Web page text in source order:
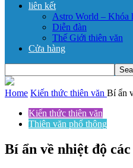
liên kết
Astro World – Khóa
Diễn đàn
Thế Giới thiên văn
Cửa hàng
Home Kiến thức thiên văn Bí ẩn
Kiến thức thiên văn
Thiên văn phổ thông
Bí ẩn về nhiệt độ